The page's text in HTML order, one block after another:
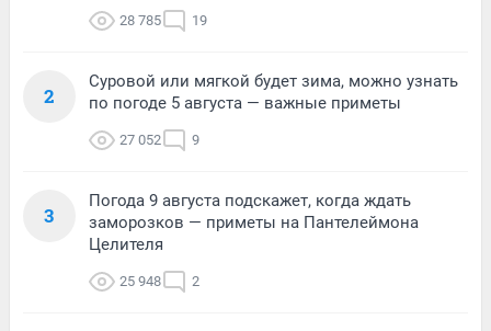
28 785 19
2
Суровой или мягкой будет зима, можно узнать
по погоде 5 августа — важные приметы
27 052 9
3
Погода 9 августа подскажет, когда ждать
заморозков — приметы на Пантелеймона
Целителя
25 948 2